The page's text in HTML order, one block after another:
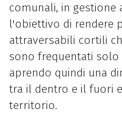
comunali, in gestione
l'obiettivo di rendere
attraversabili cortili
sono frequentati solo
aprendo quindi una
tra il dentro e il fuori
territorio.